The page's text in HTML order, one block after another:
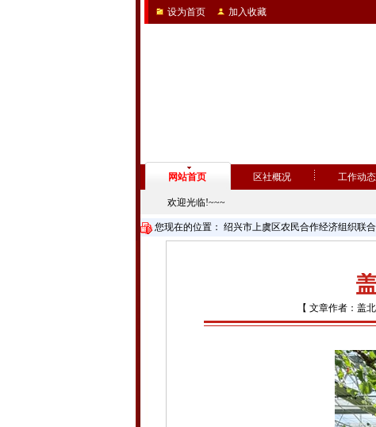
设为首页 加入收藏
网站首页 区社概况 工作动态
欢迎光临!~~~
您现在的位置： 绍兴市上虞区农民合作经济组织联
【 文章作者：盖